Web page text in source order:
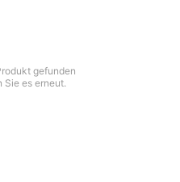
gefunden
Sie es erneut.